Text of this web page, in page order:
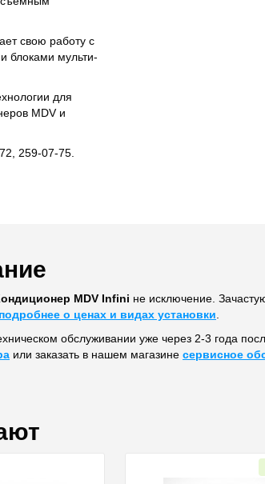
свою работу с
блоками мульти-
для
MDV и
259-07-75.
MDV Infini не исключение.
о ценах и видах установки.
обслуживании уже через 2-3 года
или заказать в нашем магазине сервисное